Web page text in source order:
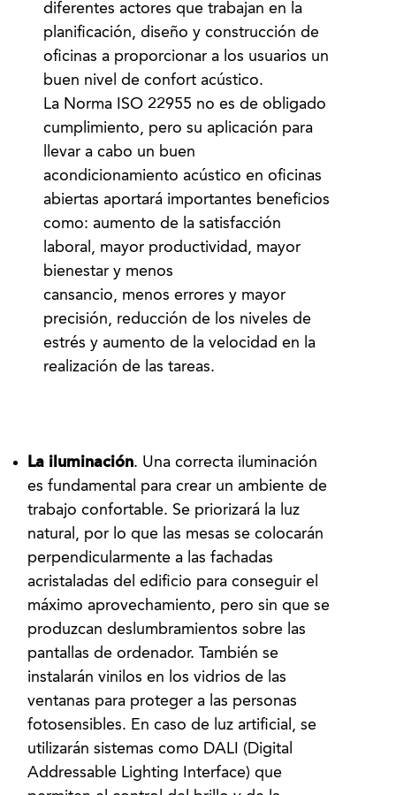
diferentes actores que trabajan en la
planificación, diseño y construcción de
oficinas a proporcionar a los usuarios un
buen nivel de confort acústico.
La Norma ISO 22955 no es de obligado
cumplimiento, pero su aplicación para
llevar a cabo un buen
acondicionamiento acústico en oficinas
abiertas aportará importantes beneficios
como: aumento de la satisfacción
laboral, mayor productividad, mayor
bienestar y menos
cansancio, menos errores y mayor
precisión, reducción de los niveles de
estrés y aumento de la velocidad en la
realización de las tareas.
La iluminación. Una correcta iluminación
es fundamental para crear un ambiente de
trabajo confortable. Se priorizará la luz
natural, por lo que las mesas se colocarán
perpendicularmente a las fachadas
acristaladas del edificio para conseguir el
máximo aprovechamiento, pero sin que se
produzcan deslumbramientos sobre las
pantallas de ordenador. También se
instalarán vinilos en los vidrios de las
ventanas para proteger a las personas
fotosensibles. En caso de luz artificial, se
utilizarán sistemas como DALI (Digital
Addressable Lighting Interface) que